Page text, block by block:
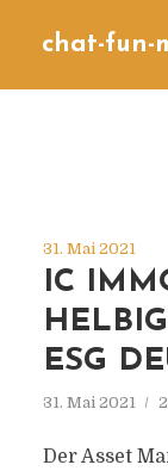
chat-fun-
31. Mai 2021
IC
ESG
31. Mai 2021
Der Asset